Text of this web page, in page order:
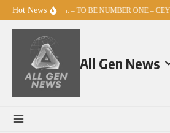
Skip to content
Hot News ศธ. – TO BE NUMBER ONE –
All Gen News